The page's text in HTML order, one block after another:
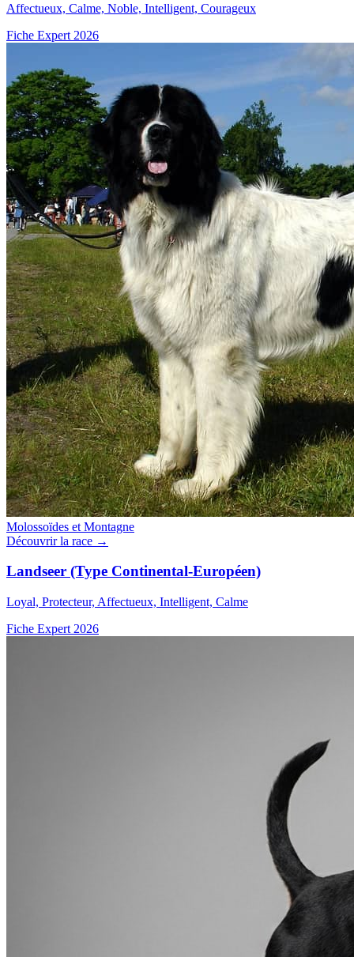
Affectueux, Calme, Noble, Intelligent, Courageux
Fiche Expert 2026
Molossoïdes et Montagne
Découvrir la race →
Landseer (Type Continental-Européen)
Loyal, Protecteur, Affectueux, Intelligent, Calme
Fiche Expert 2026